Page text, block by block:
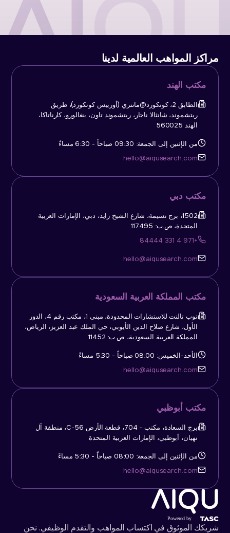
مراكز المواهب العالمية لدينا
مكتب أبوظبي
برج السعادة، مكتب - 704، قطعة الأرض C-56، منطقة آل
نهيان، أبوظبي، الإمارات العربية المتحدة
من الإثنين إلى الجمعة: 08:00 صباحاً - 5:30 مساءً
hello@aiqusearch.com
مكتب المملكة العربية السعودية
توب تالنت للاستشارات المحدودة، مبنى 1، مكتب رقم 4، الدور
الأول، شارع صلاح الدين الأيوبي، حي الملك عبد العزيز، الرياض،
المملكة العربية السعودية، ص.ب: 11452
الأحد-الخميس: 08:00 صباحاً - 5:30 مساءً
hello@aiqusearch.com
مكتب دبي
1502، برج نسيمة، شارع الشيخ زايد، دبي، الإمارات العربية
المتحدة، ص.ب: 117495
+971 4 331 84444
hello@aiqusearch.com
مكتب الهند
الطابق 2، كونكورد@مانتري (أوربيس كونكورد)، طريق
ريتشموند، شانثالا ناجار، ريتشموند تاون، بنغالورو، كارناتاكا،
الهند 560025
من الإثنين إلى الجمعة: 09:30 صباحاً - 6:30 مساءً
hello@aiqusearch.com
شريكك الموثوق في اكتساب المواهب والتقدم الوظيفي. نحن